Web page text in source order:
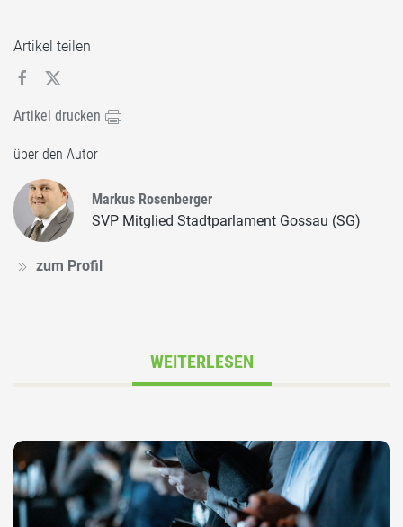
Artikel teilen
Artikel drucken
über den Autor
Markus Rosenberger
SVP Mitglied Stadtparlament Gossau (SG)
zum Profil
WEITERLESEN